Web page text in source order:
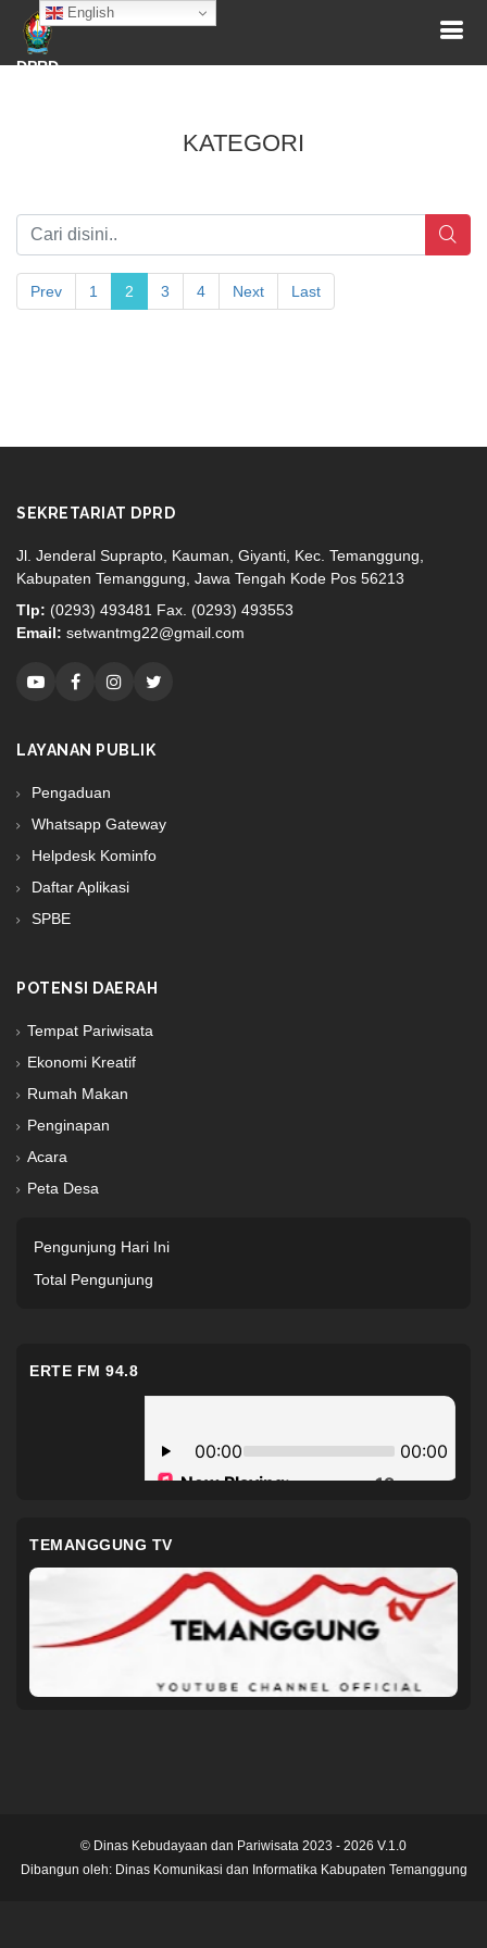
English
DPRD
KATEGORI
Prev 1 2 3 4 Next Last
SEKRETARIAT DPRD
Jl. Jenderal Suprapto, Kauman, Giyanti, Kec. Temanggung,
Kabupaten Temanggung, Jawa Tengah Kode Pos 56213
Tlp: (0293) 493481 Fax. (0293) 493553
Email: setwantmg22@gmail.com
LAYANAN PUBLIK
Pengaduan
Whatsapp Gateway
Helpdesk Kominfo
Daftar Aplikasi
SPBE
POTENSI DAERAH
Tempat Pariwisata
Ekonomi Kreatif
Rumah Makan
Penginapan
Acara
Peta Desa
Pengunjung Hari Ini
Total Pengunjung
ERTE FM 94.8
TEMANGGUNG TV
© Dinas Kebudayaan dan Pariwisata 2023 - 2026 V.1.0
Dibangun oleh: Dinas Komunikasi dan Informatika Kabupaten Temanggung